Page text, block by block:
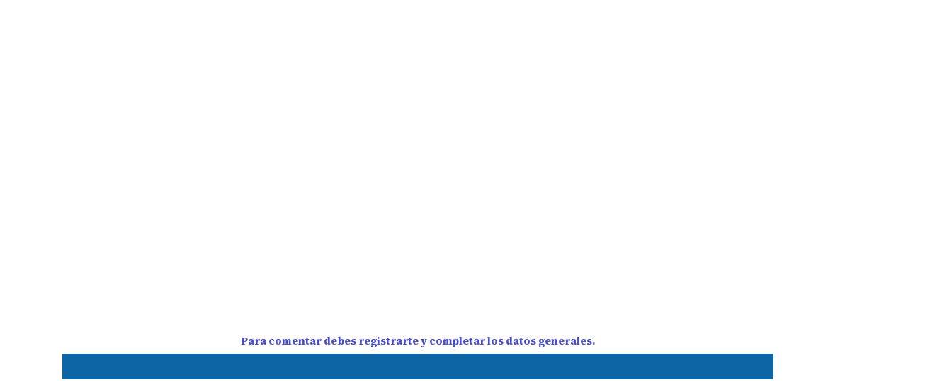
Para comentar debes registrarte y completar los datos generales.